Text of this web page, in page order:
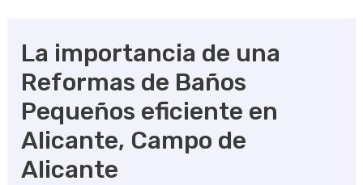
La importancia de una
Reformas de Baños
Pequeños eficiente en
Alicante, Campo de
Alicante